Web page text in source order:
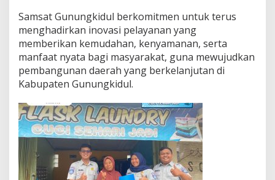
Samsat Gunungkidul berkomitmen untuk terus
menghadirkan inovasi pelayanan yang
memberikan kemudahan, kenyamanan, serta
manfaat nyata bagi masyarakat, guna mewujudkan
pembangunan daerah yang berkelanjutan di
Kabupaten Gunungkidul.